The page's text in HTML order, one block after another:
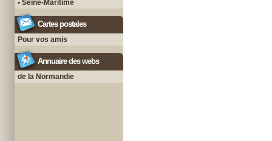
• Seine-Maritime
Cartes postales
Pour vos amis
Annuaire des webs
de la Normandie